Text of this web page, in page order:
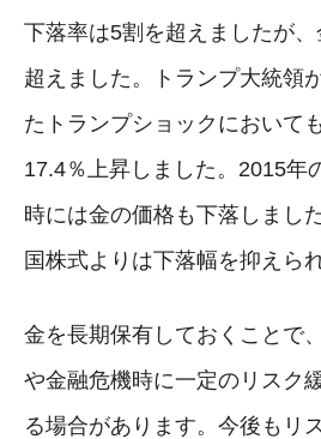
下落率は5割を超えましたが
超えました。トランプ大統領
たトランプショックにおいて
17.4％上昇しました。2015年
時には金の価格も下落しまし
国株式よりは下落幅を抑えら
金を長期保有しておくことで
や金融危機時に一定のリスク
る場合があります。今後もリ